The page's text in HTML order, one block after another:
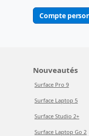
Compte
Nouveautés
Surface Pro 9
Surface Laptop 5
Surface Studio 2+
Surface Laptop Go 2